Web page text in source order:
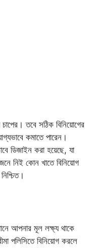
তবে সঠিক বিনিয়োগের
কমাতে পারেন।
ডিজাইন করা হয়েছে, যা
নিই কোন খাতে বিনিয়োগ
আপনার মূল লক্ষ্য থাকে
পলিসিতে বিনিয়োগ করলে